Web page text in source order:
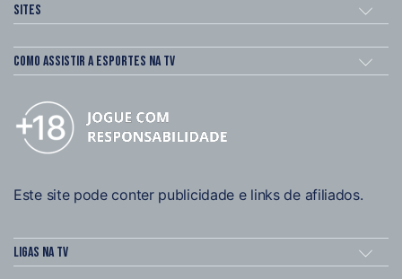
Sites
Como assistir a esportes na TV
Este site pode conter publicidade e links de afiliados.
Ligas na TV